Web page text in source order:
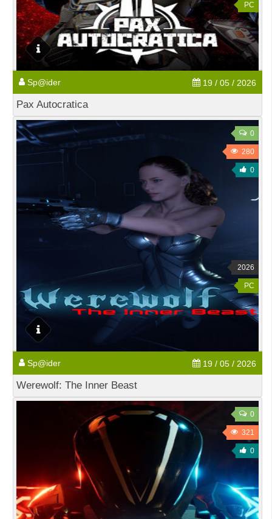
PC
Sp@ider 19 / 05 / 2026
Pax Autocratica
0
280
0
2026
PC
Sp@ider 19 / 05 / 2026
Werewolf: The Inner Beast
0
321
0